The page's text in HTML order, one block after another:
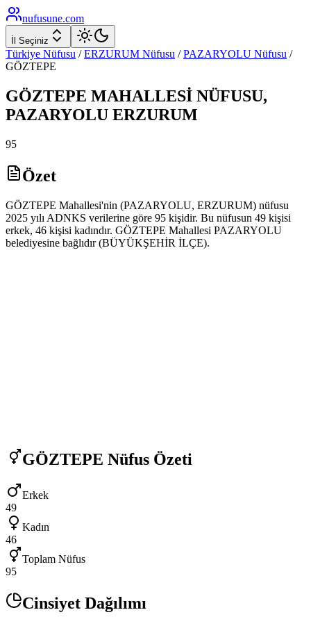
nufusune.com
İl Seçiniz
Türkiye Nüfusu / ERZURUM Nüfusu / PAZARYOLU Nüfusu /
GÖZTEPE
GÖZTEPE MAHALLESİ NÜFUSU,
PAZARYOLU ERZURUM
95
Özet
GÖZTEPE Mahallesi'nin (PAZARYOLU, ERZURUM) nüfusu
2025 yılı ADNKS verilerine göre 95 kişidir. Bu nüfusun 49 kişisi
erkek, 46 kişisi kadındır. GÖZTEPE Mahallesi PAZARYOLU
belediyesine bağlıdır (BÜYÜKŞEHİR İLÇE).
GÖZTEPE Nüfus Özeti
Erkek
49
Kadın
46
Toplam Nüfus
95
Cinsiyet Dağılımı